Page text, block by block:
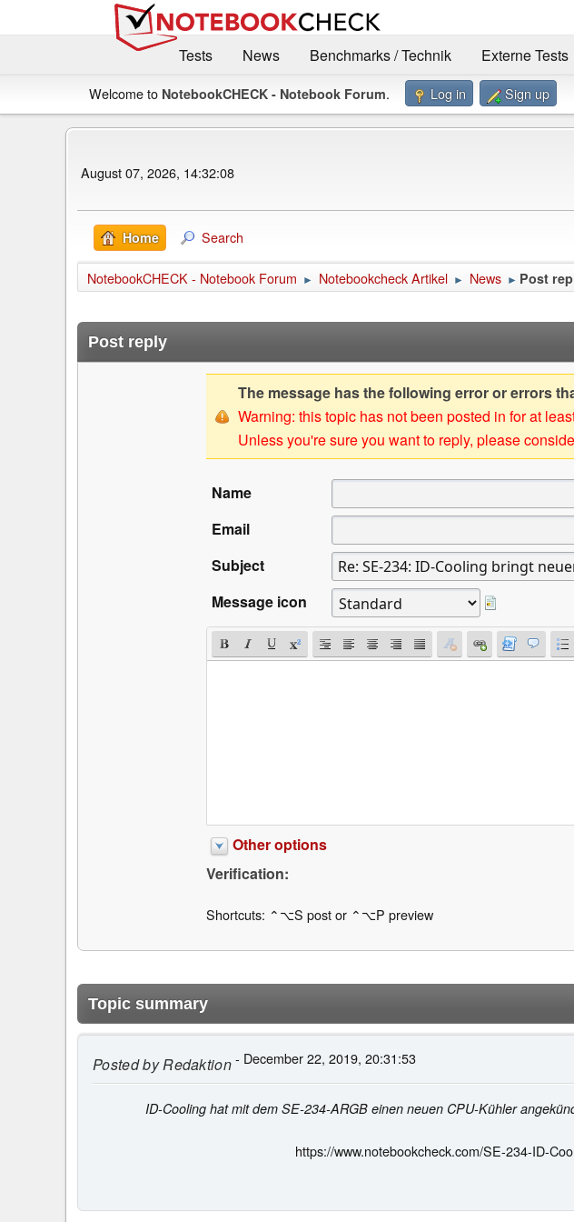
Tests
News Benchmarks / Technik Externe Tests
Welcome to NotebookCHECK - Notebook Forum. Log in Sign up
August 07, 2026, 14:32:08
Home Search
NotebookCHECK - Notebook Forum ► Notebookcheck Artikel ► News ► Post
Post reply
The message has the following error or errors
Warning: this topic has not been posted in for at
Unless you're sure you want to reply, please
Name
Email
Subject
Message icon
Other options
Verification:
Shortcuts: ⌃⌥S post or ⌃⌥P preview
Topic summary
Posted byRedaktion- December 22, 2019, 20:31:53
ID-Cooling hat mit dem SE-234-ARGB einen neuen CPU-Kühler
https://www.notebookcheck.com/SE-234-ID-